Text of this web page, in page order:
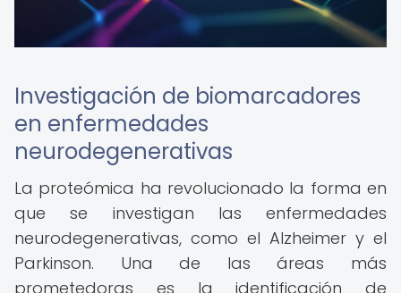
Investigación de biomarcadores
en enfermedades
neurodegenerativas
La proteómica ha revolucionado la forma en
que se investigan las enfermedades
neurodegenerativas, como el Alzheimer y el
Parkinson. Una de las áreas más
prometedoras es la identificación de